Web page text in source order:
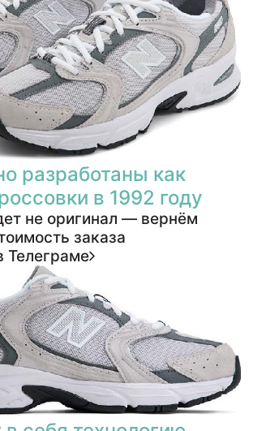
разработаны как
в 1992 году
не оригинал — вернём
заказа
Телеграме